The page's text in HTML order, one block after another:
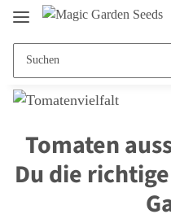
Tomaten
Du die